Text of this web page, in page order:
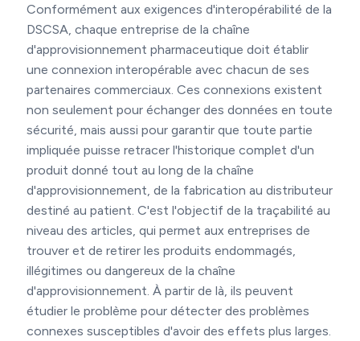
Conformément aux exigences d'interopérabilité de la
DSCSA, chaque entreprise de la chaîne
d'approvisionnement pharmaceutique doit établir
une connexion interopérable avec chacun de ses
partenaires commerciaux. Ces connexions existent
non seulement pour échanger des données en toute
sécurité, mais aussi pour garantir que toute partie
impliquée puisse retracer l'historique complet d'un
produit donné tout au long de la chaîne
d'approvisionnement, de la fabrication au distributeur
destiné au patient. C'est l'objectif de la traçabilité au
niveau des articles, qui permet aux entreprises de
trouver et de retirer les produits endommagés,
illégitimes ou dangereux de la chaîne
d'approvisionnement. À partir de là, ils peuvent
étudier le problème pour détecter des problèmes
connexes susceptibles d'avoir des effets plus larges.